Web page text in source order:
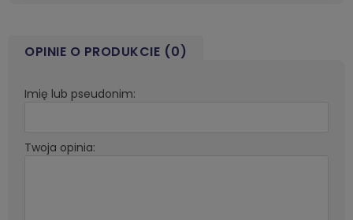
OPINIE O PRODUKCIE (0)
Imię lub pseudonim:
Twoja opinia: